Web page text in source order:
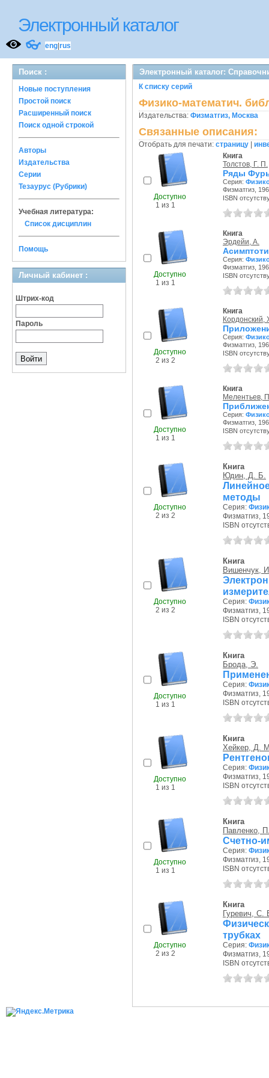
Электронный каталог
👓 eng rus
Поиск :
Новые поступления
Простой поиск
Расширенный поиск
Поиск одной строкой
Авторы
Издательства
Серии
Тезаурус (Рубрики)
Учебная литература:
Список дисциплин
Помощь
Личный кабинет :
Штрих-код
Пароль
Электронный каталог:
К списку серий
Физико-математич.
Издательства: Физматгиз, Москва
Связанные описания:
Отобрать для печати: страницу
Доступно
1 из 1
Книга
Толстов, Г. П.
Ряды
Серия:
Физматгиз,
ISBN
Доступно
1 из 1
Книга
Эрдейи, А.
Серия:
Физматгиз,
ISBN
Доступно
2 из 2
Книга
Кордонский,
Серия:
Физматгиз,
ISBN
Доступно
1 из 1
Книга
Мелентьев,
Серия:
Физматгиз,
ISBN
Доступно
2 из 2
Книга
Юдин, Д. Б.
методы
Серия:
Физматгиз,
ISBN
Доступно
2 из 2
Книга
Вишенчук,
Серия:
Физматгиз,
ISBN
Доступно
1 из 1
Книга
Брода, Э.
Серия:
Физматгиз,
ISBN
Доступно
1 из 1
Книга
Хейкер, Д.
Серия:
Физматгиз,
ISBN
Доступно
1 из 1
Книга
Павленко,
Счетно-
Серия:
Физматгиз,
ISBN
Доступно
2 из 2
Книга
Гуревич, С.
трубках
Серия:
Физматгиз,
ISBN